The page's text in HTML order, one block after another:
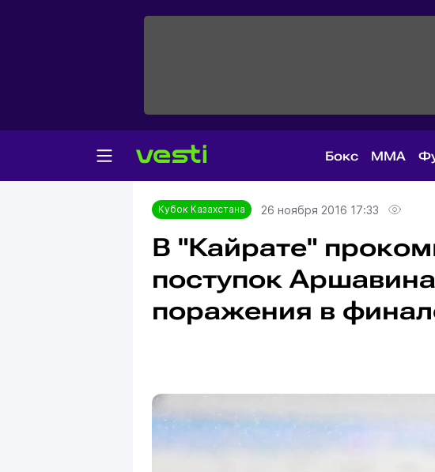
Бокс MMA
Главная
Кубок Казахстана
Кубок Казахстана 26 ноября 2016 17:33
В "Кайрате"
поступок
поражения в